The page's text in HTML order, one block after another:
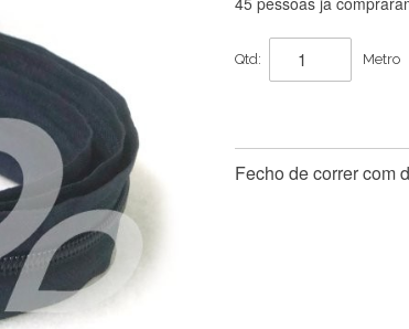
Qtd: Metro
Fecho de correr com